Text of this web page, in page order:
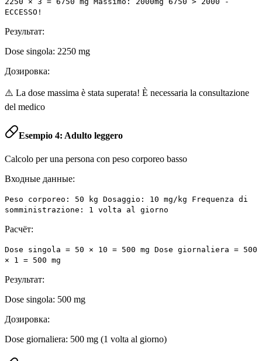
ECCESSO!
Результат:
Dose singola: 2250 mg
Дозировка:
⚠️ La dose massima è stata superata! È necessaria la consultazione
del medico
Esempio 4: Adulto leggero
Calcolo per una persona con peso corporeo basso
Входные данные:
Peso corporeo: 50 kg Dosaggio: 10 mg/kg Frequenza di
somministrazione: 1 volta al giorno
Расчёт:
Dose singola = 50 × 10 = 500 mg Dose giornaliera = 500
× 1 = 500 mg
Результат:
Dose singola: 500 mg
Дозировка:
Dose giornaliera: 500 mg (1 volta al giorno)